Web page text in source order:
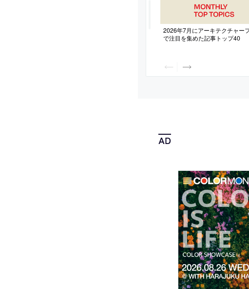
2026年7月にアーキテクチャー
で注目を集めた記事トップ40